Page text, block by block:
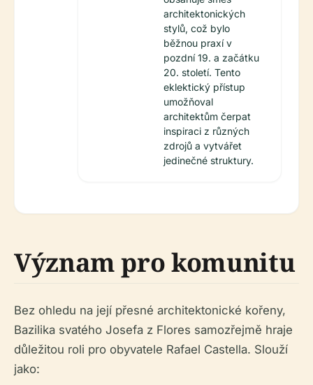
architektonických
stylů, což bylo
běžnou praxí v
pozdní 19. a začátku
20. století. Tento
eklektický přístup
umožňoval
architektům čerpat
inspiraci z různých
zdrojů a vytvářet
jedinečné struktury.
Význam pro komunitu
Bez ohledu na její přesné architektonické kořeny,
Bazilika svatého Josefa z Flores samozřejmě hraje
důležitou roli pro obyvatele Rafael Castella. Slouží
jako: